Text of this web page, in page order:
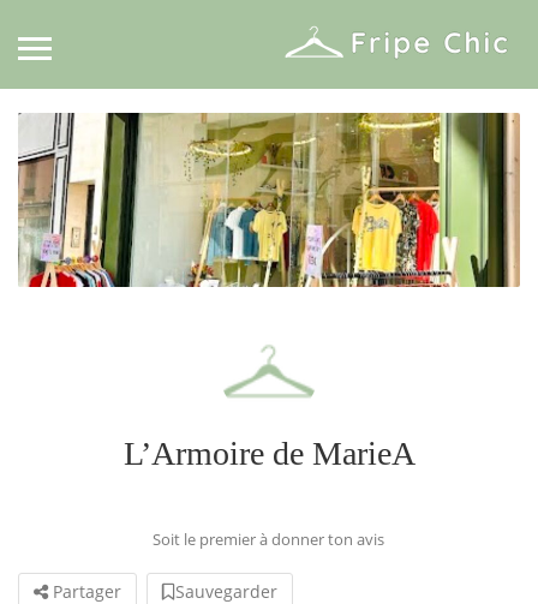
L’Armoire de MarieA
Soit le premier à donner ton avis
Partager
Sauvegarder